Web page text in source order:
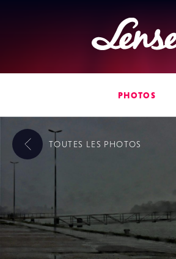
PHOTOS
TOUTES LES PHOTOS